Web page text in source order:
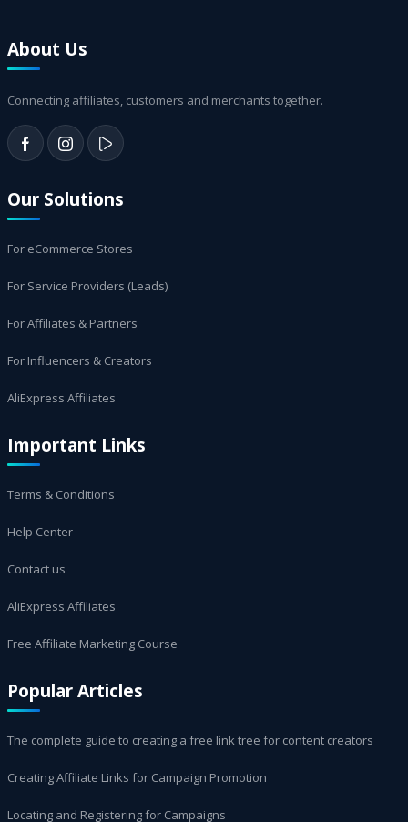
About Us
Connecting affiliates, customers and merchants together.
Our Solutions
For eCommerce Stores
For Service Providers (Leads)
For Affiliates & Partners
For Influencers & Creators
AliExpress Affiliates
Important Links
Terms & Conditions
Help Center
Contact us
AliExpress Affiliates
Free Affiliate Marketing Course
Popular Articles
The complete guide to creating a free link tree for content creators
Creating Affiliate Links for Campaign Promotion
Locating and Registering for Campaigns